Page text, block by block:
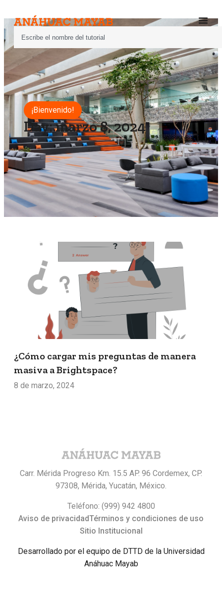
¡Bienvenido!
Day: marzo 8, 2024
¿Cómo cargar mis preguntas de manera
masiva a Brightspace?
8 de marzo, 2024
Carr. Mérida Progreso Km. 15.5 AP. 96 Cordemex, CP.
97308, Mérida, Yucatán, México.
Teléfono: (999) 942 4800
Aviso de privacidadTérminos y condiciones de uso
Sitio Institucional
Desarrollado por el equipo de DTTD de la Universidad
Anáhuac Mayab